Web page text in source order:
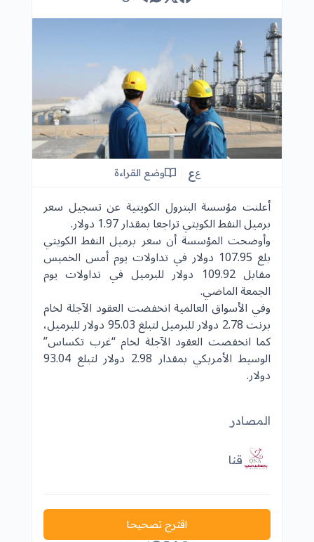
عع وضع القراءة
أعلنت مؤسسة البترول الكويتية عن تسجيل سعر
برميل النفط الكويتي تراجعا بمقدار 1.97 دولار.
وأوضحت المؤسسة أن سعر برميل النفط الكويتي
بلغ 107.95 دولار في تداولات يوم أمس الخميس
مقابل 109.92 دولار للبرميل في تداولات يوم
الجمعة الماضي.
وفي الأسواق العالمية انخفضت العقود الآجلة لخام
برنت 2.78 دولار للبرميل لتبلغ 95.03 دولار للبرميل،
كما انخفضت العقود الآجلة لخام “غرب تكساس”
الوسيط الأمريكي بمقدار 2.98 دولار لتبلغ 93.04
دولار.
المصادر
قنا
اقترح تصحيحا